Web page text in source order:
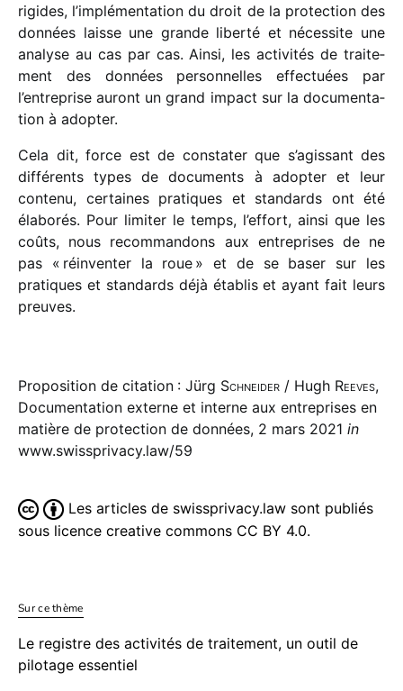
rigides, l’implémentation du droit de la protec­tion des
données laisse une grande liberté et néces­site une
analyse au cas par cas. Ainsi, les acti­vi­tés de trai­te­
ment des données person­nelles effec­tuées par
l’entreprise auront un grand impact sur la docu­men­ta­
tion à adopter.
Cela dit, force est de consta­ter que s’agissant des
diffé­rents types de docu­ments à adop­ter et leur
contenu, certaines pratiques et stan­dards ont été
élabo­rés. Pour limi­ter le temps, l’effort, ainsi que les
coûts, nous recom­man­dons aux entre­prises de ne
pas « réin­ven­ter la roue » et de se baser sur les
pratiques et stan­dards déjà établis et ayant fait leurs
preuves.
Proposition de citation : Jürg Schneider / Hugh Reeves,
Documentation externe et interne aux entreprises en
matière de protection de données, 2 mars 2021 in
www.swissprivacy.law/59
Les articles de swissprivacy.law sont publiés
sous licence creative commons CC BY 4.0.
Sur ce thème
Le registre des activités de traitement, un outil de
pilotage essentiel